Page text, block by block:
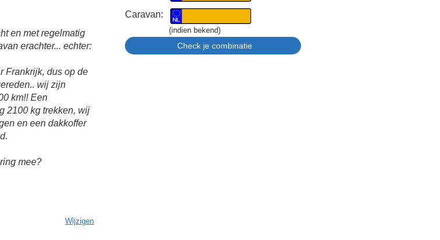
en met regelmatig
erachter... echter:
Frankrijk, dus op de
wij zijn
km!! Een
2100 kg trekken, wij
en een dakkoffer
mee?
Wijzigen
Caravan:
(indien bekend)